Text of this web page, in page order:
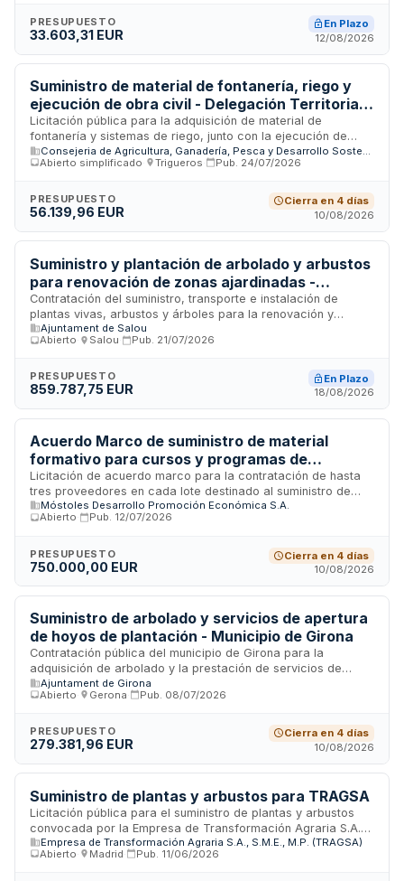
calidad específicas, presentar adecuado estado vegetativo,
correcto desarrollo radicular y encontrarse libres de plagas,
municipal de incrementar la cobertura vegetal, mejorar la
calidad ambiental y paisajística, aumentar la superficie de
sombra disponible y contribuir a la adaptación al cambio
climático.
PRESUPUESTO
33.603,31 EUR
En Plazo
12/08/2026
Suministro de material de fontanería, riego y
ejecución de obra civil - Delegación Territorial
de Agricultura, Pesca, Agua y Desarrollo Rural
en Huelva
Licitación pública para la adquisición de material de
fontanería y sistemas de riego, junto con la ejecución de
trabajos de obra civil, convocada por la Delegación
Territorial de Agricultura, Pesca, Agua y Desarrollo Rural en
elementos relacionados con infraestructuras hidráulicas y
acondicionamiento de terrenos, destinados a mejorar las
hídricos en áreas de competencia agraria y rural. El importe
de adjudicación asciende a treinta y dos mil euros
aproximadamente.
Abierto simplificado
Trigueros Pub. 24/07/2026
PRESUPUESTO
56.139,96 EUR
Cierra en 4 días
10/08/2026
Suministro y plantación de arbolado y arbustos
para renovación de zonas ajardinadas -
Ayuntamiento de Salou
Contratación del suministro, transporte e instalación de
plantas vivas, arbustos y árboles para la renovación y
mejora estética de diferentes espacios verdes municipales.
El proyecto abarca dos anualidades y contempla la
sustrato y la plantación de nueva arboleda mediante trabajos
de instalación de riego en el municipio de Salou.
Ajuntament de Salou
Abierto
Salou Pub. 21/07/2026
PRESUPUESTO
859.787,75 EUR
En Plazo
18/08/2026
Acuerdo Marco de suministro de material
formativo para cursos y programas de
capacitación - Móstoles Desarrollo
Licitación de acuerdo marco para la contratación de hasta
tres proveedores en cada lote destinado al suministro de
material necesario para la impartición de cursos y
programas formativos organizados por Móstoles Desarrollo
recursos y equipamiento educativo requeridos para el
desarrollo de actividades de formación profesional y
capacitación laboral en la ciudad de Móstoles. Esta
modalidad de contratación permite garantizar la
disponibilidad continua de suministros a través de múltiples
proveedores.
Móstoles Desarrollo Promoción Económica S.A.
Abierto
Pub. 12/07/2026
PRESUPUESTO
750.000,00 EUR
Cierra en 4 días
10/08/2026
Suministro de arbolado y servicios de apertura
de hoyos de plantación - Municipio de Girona
Contratación pública del municipio de Girona para la
adquisición de arbolado y la prestación de servicios de
apertura de hoyos de plantación. El contrato incluye el
suministro de árboles y los trabajos de instalación
trata de un contrato de suministramiento con servicios
accesorios de colocación e instalación, sujeto a la Ley de
Ajuntament de Girona
Abierto
Gerona Pub. 08/07/2026
PRESUPUESTO
279.381,96 EUR
Cierra en 4 días
10/08/2026
Suministro de plantas y arbustos para TRAGSA
Licitación pública para el suministro de plantas y arbustos
convocada por la Empresa de Transformación Agraria S.A.
(TRAGSA). El contrato, en fase de preselección, tiene como
objeto la adquisición de vegetales ornamentales y de
Empresa de Transformación Agraria S.A., S.M.E., M.P. (TRAGSA)
Abierto
Madrid Pub. 11/06/2026